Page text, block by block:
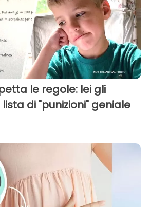
le regole: lei gli
di "punizioni" geniale